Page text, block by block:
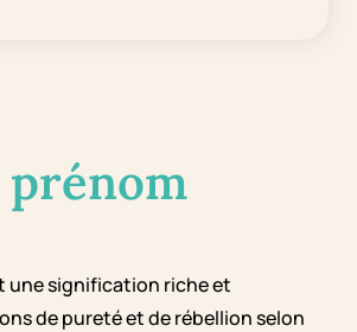
une signification riche et
de pureté et de rébellion selon